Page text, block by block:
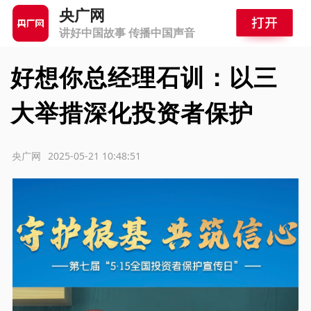
央广网
讲好中国故事 传播中国声音
好想你总经理石训：以三
大举措深化投资者保护
2025-05-21 10:48:51
央广网